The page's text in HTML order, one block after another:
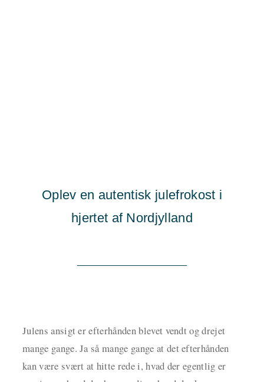
Oplev en autentisk julefrokost i
hjertet af Nordjylland
Julens ansigt er efterhånden blevet vendt og drejet
mange gange. Ja så mange gange at det efterhånden
kan være svært at hitte rede i, hvad der egentlig er